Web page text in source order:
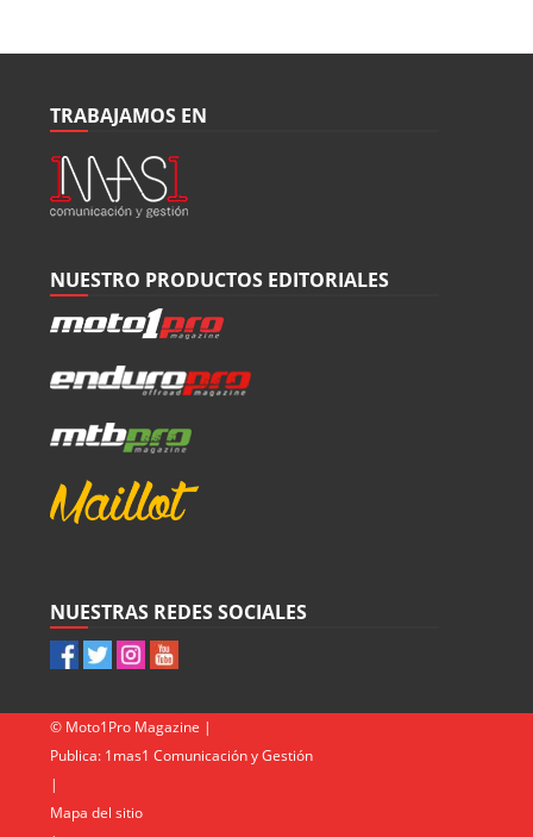
TRABAJAMOS EN
NUESTRO PRODUCTOS EDITORIALES
NUESTRAS REDES SOCIALES
© Moto1Pro Magazine |
Publica: 1mas1 Comunicación y Gestión
|
Mapa del sitio